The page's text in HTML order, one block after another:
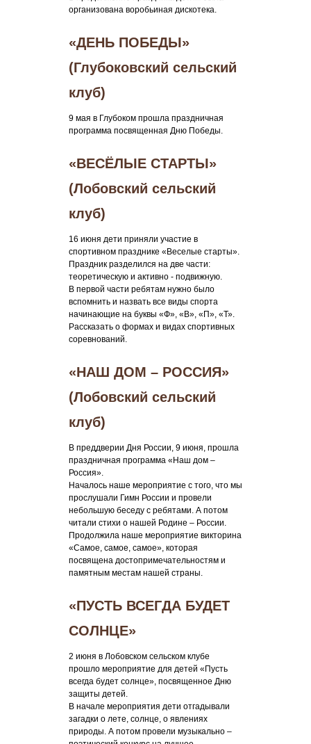
организована воробьиная дискотека.
«ДЕНЬ ПОБЕДЫ»
(Глубоковский сельский
клуб)
9 мая в Глубоком прошла праздничная
программа посвященная Дню Победы.
«ВЕСЁЛЫЕ СТАРТЫ»
(Лобовский сельский
клуб)
16 июня дети приняли участие в
спортивном празднике «Веселые старты».
Праздник разделился на две части:
теоретическую и активно - подвижную.
В первой части ребятам нужно было
вспомнить и назвать все виды спорта
начинающие на буквы «Ф», «В», «П», «Т».
Рассказать о формах и видах спортивных
соревнований.
«НАШ ДОМ – РОССИЯ»
(Лобовский сельский
клуб)
В преддверии Дня России, 9 июня, прошла
праздничная программа «Наш дом –
Россия».
Началось наше мероприятие с того, что мы
прослушали Гимн России и провели
небольшую беседу с ребятами. А потом
читали стихи о нашей Родине – России.
Продолжила наше мероприятие викторина
«Самое, самое, самое», которая
посвящена достопримечательностям и
памятным местам нашей страны.
«ПУСТЬ ВСЕГДА БУДЕТ
СОЛНЦЕ»
2 июня в Лобовском сельском клубе
прошло мероприятие для детей «Пусть
всегда будет солнце», посвященное Дню
защиты детей.
В начале мероприятия дети отгадывали
загадки о лете, солнце, о явлениях
природы. А потом провели музыкально –